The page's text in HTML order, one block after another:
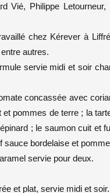
Vié, Philippe
chez Kérever à
autres.
servie midi et soir
concassée avec
pommes de terre ; la
; le saumon cuit et
sauce bordelaise et
servie pour deux.
et plat, servie midi et soir.